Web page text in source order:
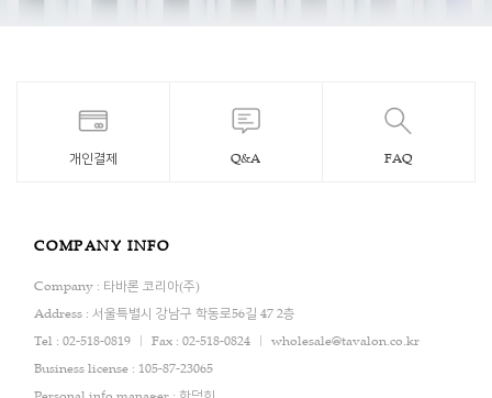
개인결제 Q&A FAQ
COMPANY INFO
Company : 타바론 코리아(주)
Address : 서울특별시 강남구 학동로56길 47 2층
Tel : 02-518-0819
Fax : 02-518-0824
wholesale@tavalon.co.kr
Business license : 105-87-23065